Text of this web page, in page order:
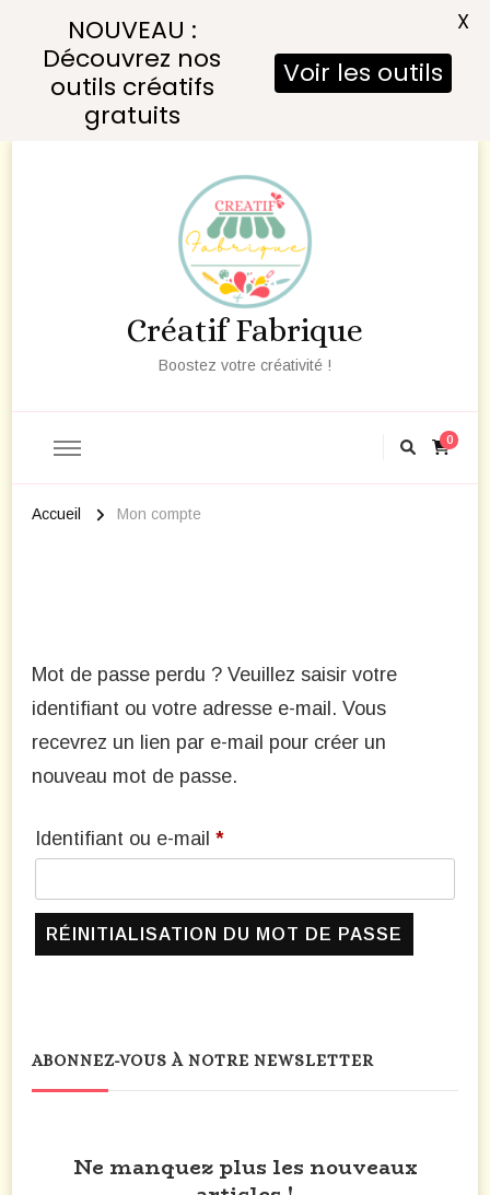
Créatif Fabrique
Boostez votre créativité !
0
Accueil Mon compte
Mot de passe perdu ? Veuillez saisir votre
identifiant ou votre adresse e-mail. Vous
recevrez un lien par e-mail pour créer un
nouveau mot de passe.
Identifiant ou e-mail *Obligatoire
RÉINITIALISATION DU MOT DE PASSE
ABONNEZ-VOUS À NOTRE NEWSLETTER
Ne manquez plus les nouveaux
NOUVEAU :
Découvrez nos
outils créatifs
gratuits
Voir les outils
X